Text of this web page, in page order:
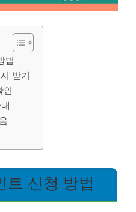
법
받기
인
트 신청 방법